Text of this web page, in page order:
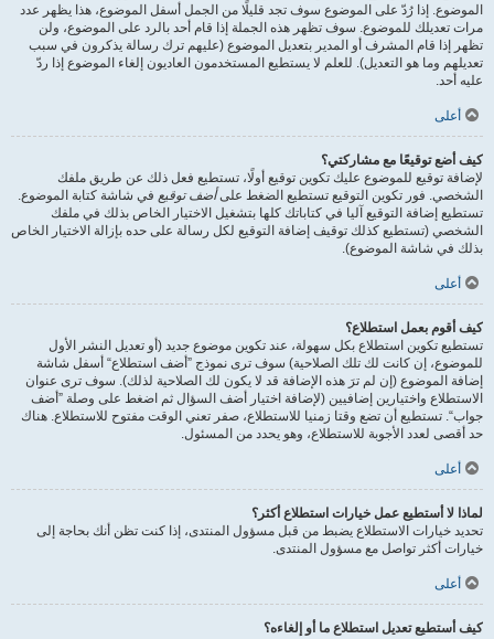
الموضوع. إذا رُدّ على الموضوع سوف تجد قليلًا من الجمل أسفل الموضوع، هذا يظهر عدد
مرات تعديلك للموضوع. سوف تظهر هذه الجملة إذا قام أحد بالرد على الموضوع، ولن
تظهر إذا قام المشرف أو المدير بتعديل الموضوع (عليهم ترك رسالة يذكرون في سبب
تعديلهم وما هو التعديل). للعلم لا يستطيع المستخدمون العاديون إلغاء الموضوع إذا ردّ
عليه أحد.
أعلى
كيف أضع توقيعًا مع مشاركتي؟
لإضافة توقيع للموضوع عليك تكوين توقيع أولًا، تستطيع فعل ذلك عن طريق ملفك
الشخصي. فور تكوين التوقيع تستطيع الضغط علىأضف توقيع في شاشة كتابة الموضوع.
تستطيع إضافة التوقيع آليا في كتاباتك كلها بتشغيل الاختيار الخاص بذلك في ملفك
الشخصي (تستطيع كذلك توقيف إضافة التوقيع لكل رسالة على حده بإزالة الاختيار الخاص
بذلك في شاشة الموضوع).
أعلى
كيف أقوم بعمل استطلاع؟
تستطيع تكوين استطلاع بكل سهولة، عند تكوين موضوع جديد (أو تعديل النشر الأول
للموضوع، إن كانت لك تلك الصلاحية) سوف ترى نموذج ”أضف استطلاع“ أسفل شاشة
إضافة الموضوع (إن لم ترَ هذه الإضافة قد لا يكون لك الصلاحية لذلك). سوف ترى عنوان
الاستطلاع واختيارين إضافيين (لإضافة اختيار أضف السؤال ثم اضغط على وصلة ”أضف
جواب“. تستطيع أن تضع وقتا زمنيا للاستطلاع، صفر تعني الوقت مفتوح للاستطلاع. هناك
حد أقصى لعدد الأجوبة للاستطلاع، وهو يحدد من المسئول.
أعلى
لماذا لا أستطيع عمل خيارات استطلاع أكثر؟
تحديد خيارات الاستطلاع يضبط من قبل مسؤول المنتدى، إذا كنت تظن أنك بحاجة إلى
خيارات أكثر تواصل مع مسؤول المنتدى.
أعلى
كيف أستطيع تعديل استطلاع ما أو إلغاءه؟